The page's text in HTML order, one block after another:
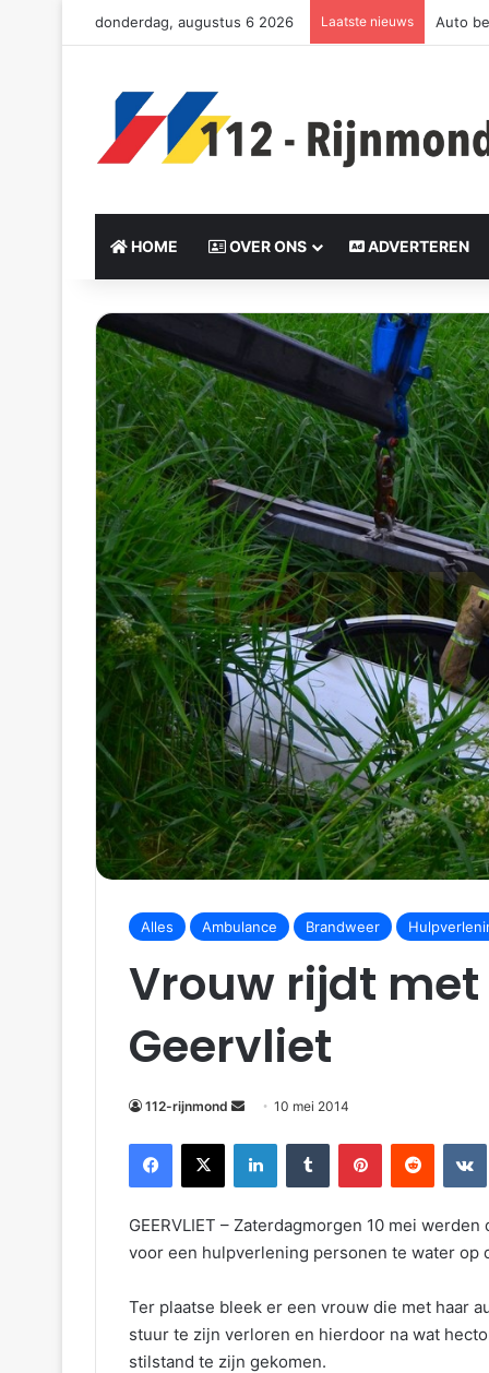
donderdag, augustus 6 2026 Laatste nieuws Auto
HOME OVER ONS ADVERTEREN
Alles Ambulance Brandweer
Vrouw rijdt
Geervliet
112-rijnmond 10 mei 2014
Facebook X LinkedIn Tumblr Pinterest Reddit VKontakte
GEERVLIET – Zaterdagmorgen 10 mei
voor een hulpverlening personen te water op
Ter plaatse bleek er een vrouw die met haar
stuur te zijn verloren en hierdoor na wat
stilstand te zijn gekomen.